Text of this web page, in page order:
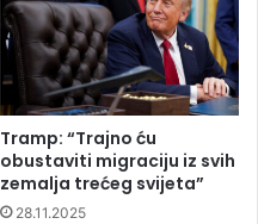
Tramp: “Trajno ću
obustaviti migraciju iz svih
zemalja trećeg svijeta”
28.11.2025